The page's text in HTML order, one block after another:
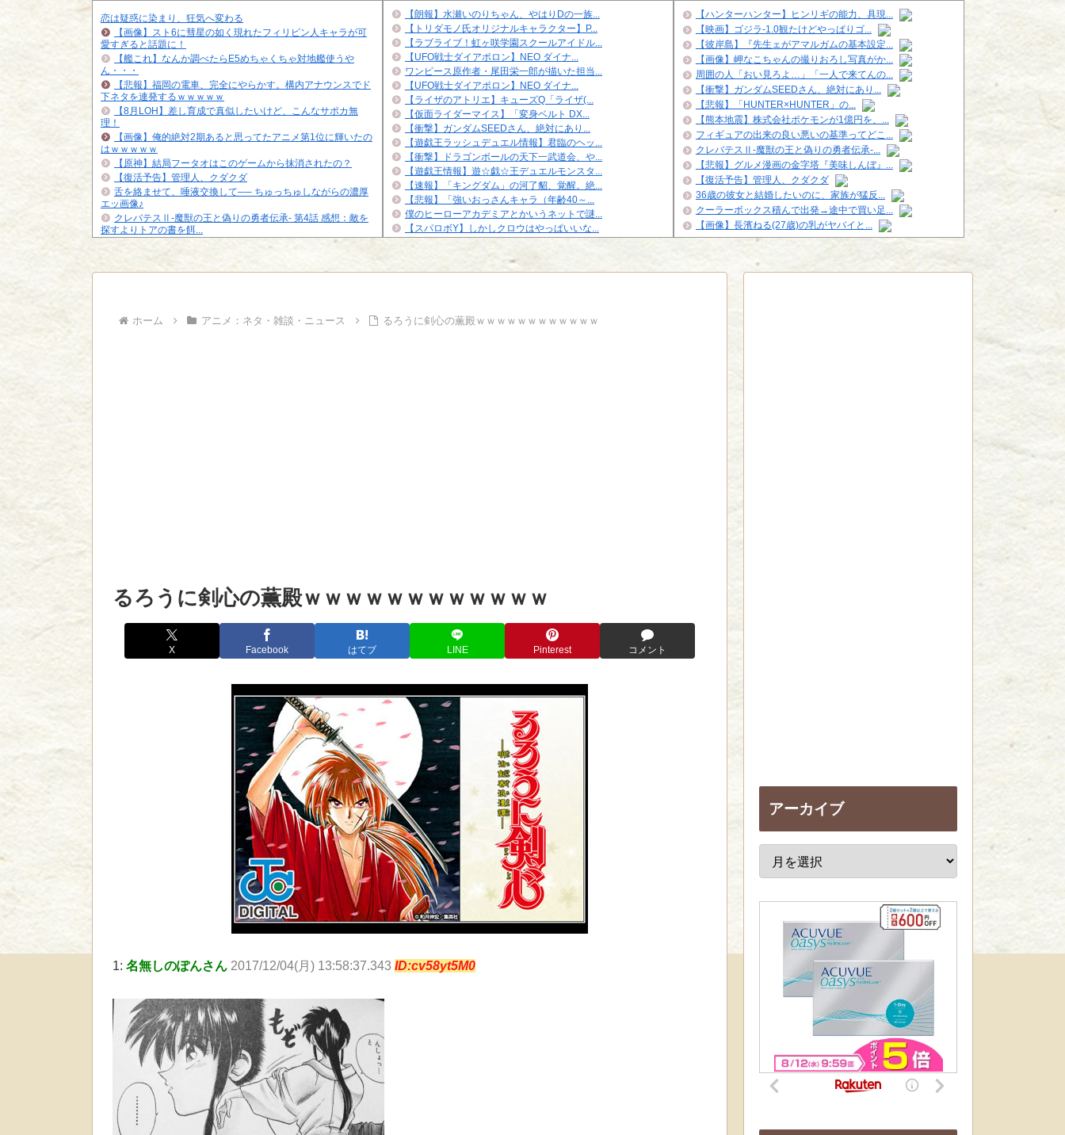
恋は疑惑に染まり、狂気へ変わる
【画像】スト6に彗星の如く現れたフィリピン人キャラが可
愛すぎると話題に！
【艦これ】なんか調べたらE5めちゃくちゃ対地艦使うや
ん・・・
【悲報】福岡の電車、完全にやらかす。構内アナウンスでド
下ネタを連発するｗｗｗｗｗ
【8月LOH】差し育成で真似したいけど、こんなサポカ無
理！
【画像】俺的絶対2期あると思ってたアニメ第1位に輝いたの
はｗｗｗｗｗ
【原神】結局フータオはこのゲームから抹消されたの？
【復活予告】管理人、クダクダ
舌を絡ませて、唾液交換して── ちゅっちゅしながらの濃厚
エッ画像♪
クレバテスⅡ-魔獣の王と偽りの勇者伝承- 第4話 感想：敵を
探すよりトアの書を餌...
フィギュアの出来の良い悪いの基準ってどこで決まるの
【悲報】「HUNTER×HUNTER」のクラピカ、師匠のイズナ
Powered by livedoor 相互RSS
【朗報】水瀬いのりちゃん、やはりDの一族...
【トリダモノ氏オリジナルキャラクター】P...
【ラブライブ！虹ヶ咲学園スクールアイドル...
【UFO戦士ダイアポロン】NEO ダイナ...
ワンピース原作者・尾田栄一郎が描いた担当...
【UFO戦士ダイアポロン】NEO ダイナ...
【ライザのアトリエ】キューズQ「ライザ(...
【仮面ライダーマイス】「変身ベルト DX...
【衝撃】ガンダムSEEDさん、絶対にあり...
【遊戯王ラッシュデュエル情報】君臨のヘッ...
【衝撃】ドラゴンボールの天下一武道会、や...
【遊戯王情報】遊☆戯☆王デュエルモンスタ...
【速報】「キングダム」の河了貂、覚醒。絶...
【悲報】「強いおっさんキャラ（年齢40～...
僕のヒーローアカデミアとかいうネットで謎...
【スパロボY】しかしクロウはやっぱいいな...
Powered by livedoor 相互RSS
【ハンターハンター】ヒンリギの能力、具現...
【映画】ゴジラ-1.0観たけどやっぱりゴ...
【彼岸島】『先生ェがアマルガムの基本設定...
【画像】岬なこちゃんの撮りおろし写真がか...
周囲の人「おい見ろよ…」「一人で来てんの...
【衝撃】ガンダムSEEDさん、絶対にあり...
【悲報】「HUNTER×HUNTER」の...
【熊本地震】株式会社ポケモンが1億円を、...
フィギュアの出来の良い悪いの基準ってどこ...
クレバテスⅡ-魔獣の王と偽りの勇者伝承-...
【悲報】グルメ漫画の金字塔『美味しんぼ』...
【復活予告】管理人、クダクダ
36歳の彼女と結婚したいのに、家族が猛反...
クーラーボックス積んで出発→途中で買い足...
【画像】長濱ねる(27歳)の乳がヤバイと...
ホーム アニメ：ネタ・雑談・ニュース るろうに剣心の薫殿ｗｗｗｗｗｗｗｗｗｗｗｗ
るろうに剣心の薫殿ｗｗｗｗｗｗｗｗｗｗｗｗ
X Facebook はてブ LINE Pinterest コメント
1: 名無しのぽんさん 2017/12/04(月) 13:58:37.343 ID:cv58yt5M0
アーカイブ